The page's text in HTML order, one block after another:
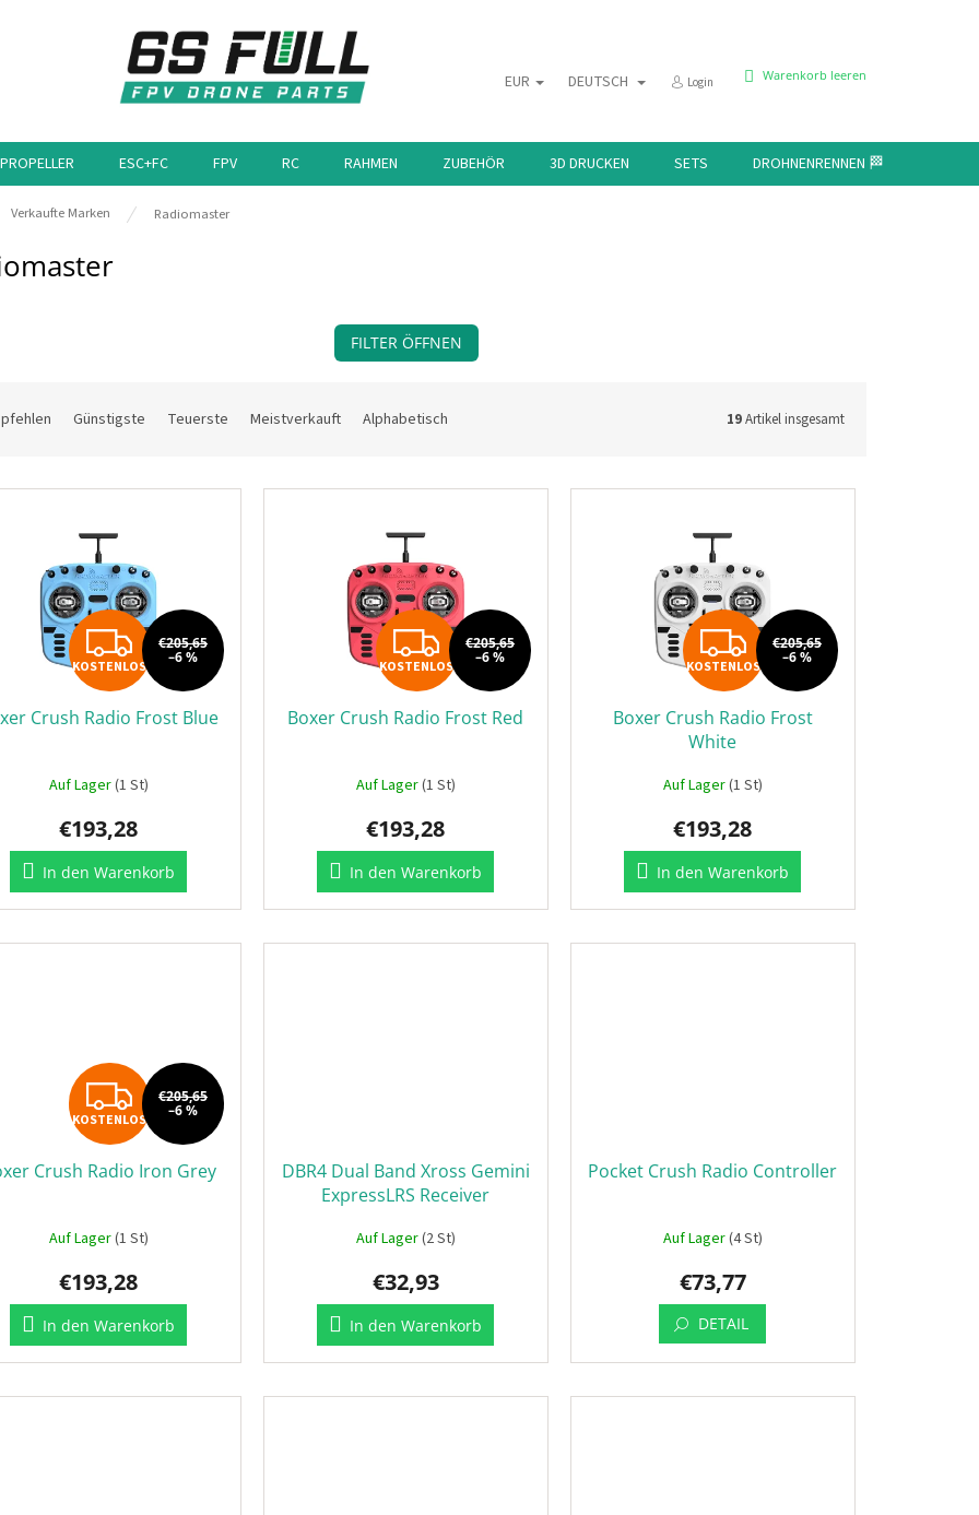
EUR DEUTSCH Login
WARENKORB
Warenkorb leeren
PROPELLER ESC+FC FPV RC RAHMEN ZUBEHÖR 3D DRUCKEN SETS DROHNENRENNEN 🏁
Verkaufte Marken Radiomaster
FILTER ÖFFNEN
Günstigste Teuerste Meistverkauft Alphabetisch 19Artikel insgesamt
KOSTENLOS
KOSTENLOS
€205,65
–6 %
Crush Radio Frost Blue
Auf Lager(1 St)
€193,28
In den Warenkorb
KOSTENLOS
KOSTENLOS
€205,65
–6 %
Boxer Crush Radio Frost Red
Auf Lager(1 St)
€193,28
In den Warenkorb
KOSTENLOS
€205,65
–6 %
Boxer Crush Radio Frost
White
Auf Lager(1 St)
€193,28
In den Warenkorb
KOSTENLOS
KOSTENLOS
€205,65
–6 %
Crush Radio Iron Grey
Auf Lager(1 St)
€193,28
In den Warenkorb
DBR4 Dual Band Xross Gemini
ExpressLRS Receiver
Auf Lager(2 St)
€32,93
In den Warenkorb
Pocket Crush Radio Controller
Auf Lager(4 St)
€73,77
DETAIL